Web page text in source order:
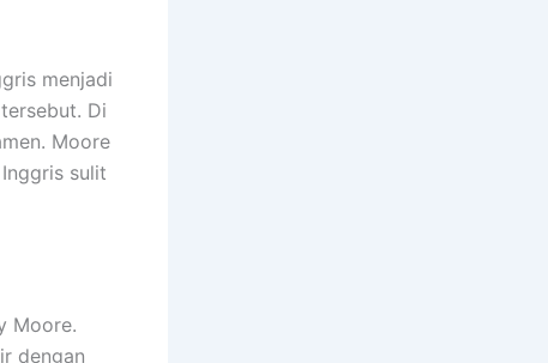
menjadi
Di
Moore
sulit
Moore.
dengan